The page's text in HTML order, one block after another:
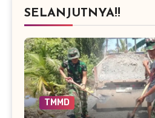
SELANJUTNYA!!
TMMD